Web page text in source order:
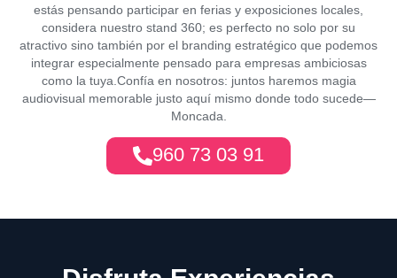
estás pensando participar en ferias y exposiciones locales,
considera nuestro stand 360; es perfecto no solo por su
atractivo sino también por el branding estratégico que podemos
integrar especialmente pensado para empresas ambiciosas
como la tuya.Confía en nosotros: juntos haremos magia
audiovisual memorable justo aquí mismo donde todo sucede—
Moncada.
960 73 03 91